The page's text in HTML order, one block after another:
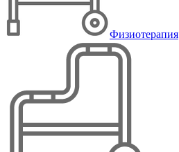
Физиотерапия